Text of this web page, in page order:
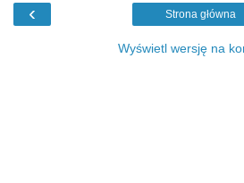
‹ Strona główna
Wyświetl wersję na